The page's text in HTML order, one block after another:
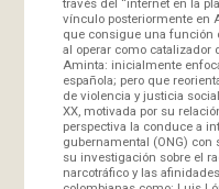
vínculo posteriormente en
que consigue una función
al operar como catalizador
Aminta: inicialmente
española; pero que
de violencia y justicia
XX, motivada por su
perspectiva la conduce a
gubernamental (ONG) con
su investigación sobre el
narcotráfico y las